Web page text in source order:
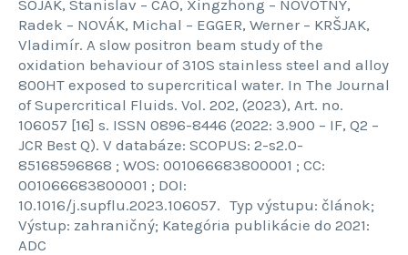
SOJAK, Stanislav – CAO, Xingzhong – NOVOTNÝ,
Radek – NOVÁK, Michal – EGGER, Werner – KRŠJAK,
Vladimír. A slow positron beam study of the
oxidation behaviour of 310S stainless steel and alloy
800HT exposed to supercritical water. In The Journal
of Supercritical Fluids. Vol. 202, (2023), Art. no.
106057 [16] s. ISSN 0896-8446 (2022: 3.900 – IF, Q2 –
JCR Best Q). V databáze: SCOPUS: 2-s2.0-
85168596868 ; WOS: 001066683800001 ; CC:
001066683800001 ; DOI:
10.1016/j.supflu.2023.106057. Typ výstupu: článok;
Výstup: zahraničný; Kategória publikácie do 2021:
ADC